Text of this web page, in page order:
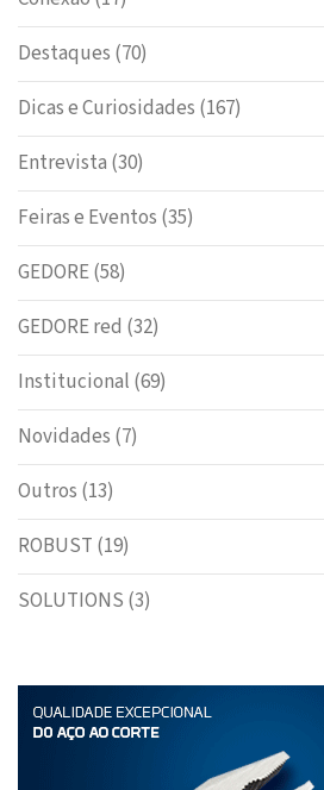
Destaques (70)
Dicas e Curiosidades (167)
Entrevista (30)
Feiras e Eventos (35)
GEDORE(58)
GEDORE red (32)
Institucional (69)
Novidades (7)
Outros (13)
ROBUST (19)
SOLUTIONS (3)